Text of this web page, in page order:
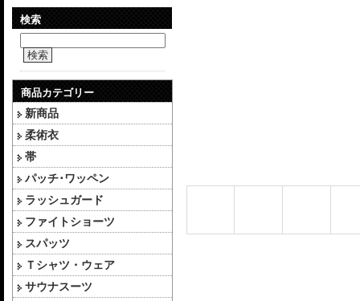
検索
検索
商品カテゴリー
新商品
柔術衣
帯
パッチ･ワッペン
ラッシュガード
ファイトショーツ
スパッツ
Ｔシャツ・ウェア
サウナスーツ